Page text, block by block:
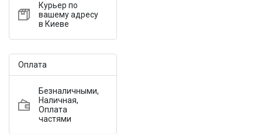
Курьер по
вашему адресу
в Киеве
Оплата
Безналичными,
Наличная,
Оплата
частями